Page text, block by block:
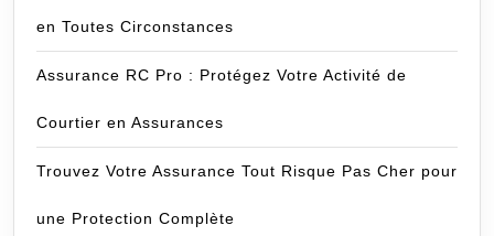
en Toutes Circonstances
Assurance RC Pro : Protégez Votre Activité de
Courtier en Assurances
Trouvez Votre Assurance Tout Risque Pas Cher pour
une Protection Complète